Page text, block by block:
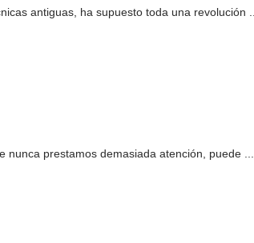
antiguas, ha supuesto toda una revolución ...
nunca prestamos demasiada atención, puede ...